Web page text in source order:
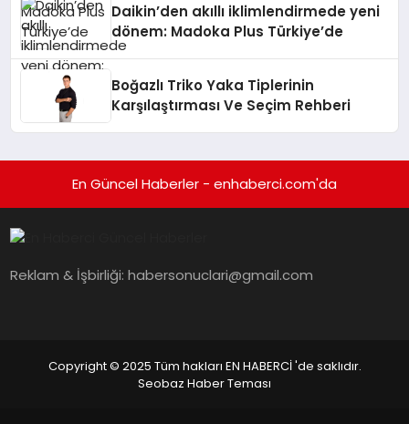
Daikin’den akıllı iklimlendirmede yeni
dönem: Madoka Plus Türkiye’de
Boğazlı Triko Yaka Tiplerinin
Karşılaştırması Ve Seçim Rehberi
En Güncel Haberler - enhaberci.com'da
Reklam & İşbirliği:habersonuclari@gmail.com
Copyright © 2025 Tüm hakları EN HABERCİ 'de saklıdır.
Seobaz Haber Teması